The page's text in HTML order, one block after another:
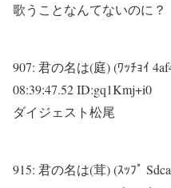
歌うことなんてないのに？
907: 君の名は(庭) (ﾜｯﾁｮｲ
08:39:47.52 ID:gq1Kmj+i0
ダイジェスト松尾
915: 君の名は(茸) (ｽｯﾌﾟ